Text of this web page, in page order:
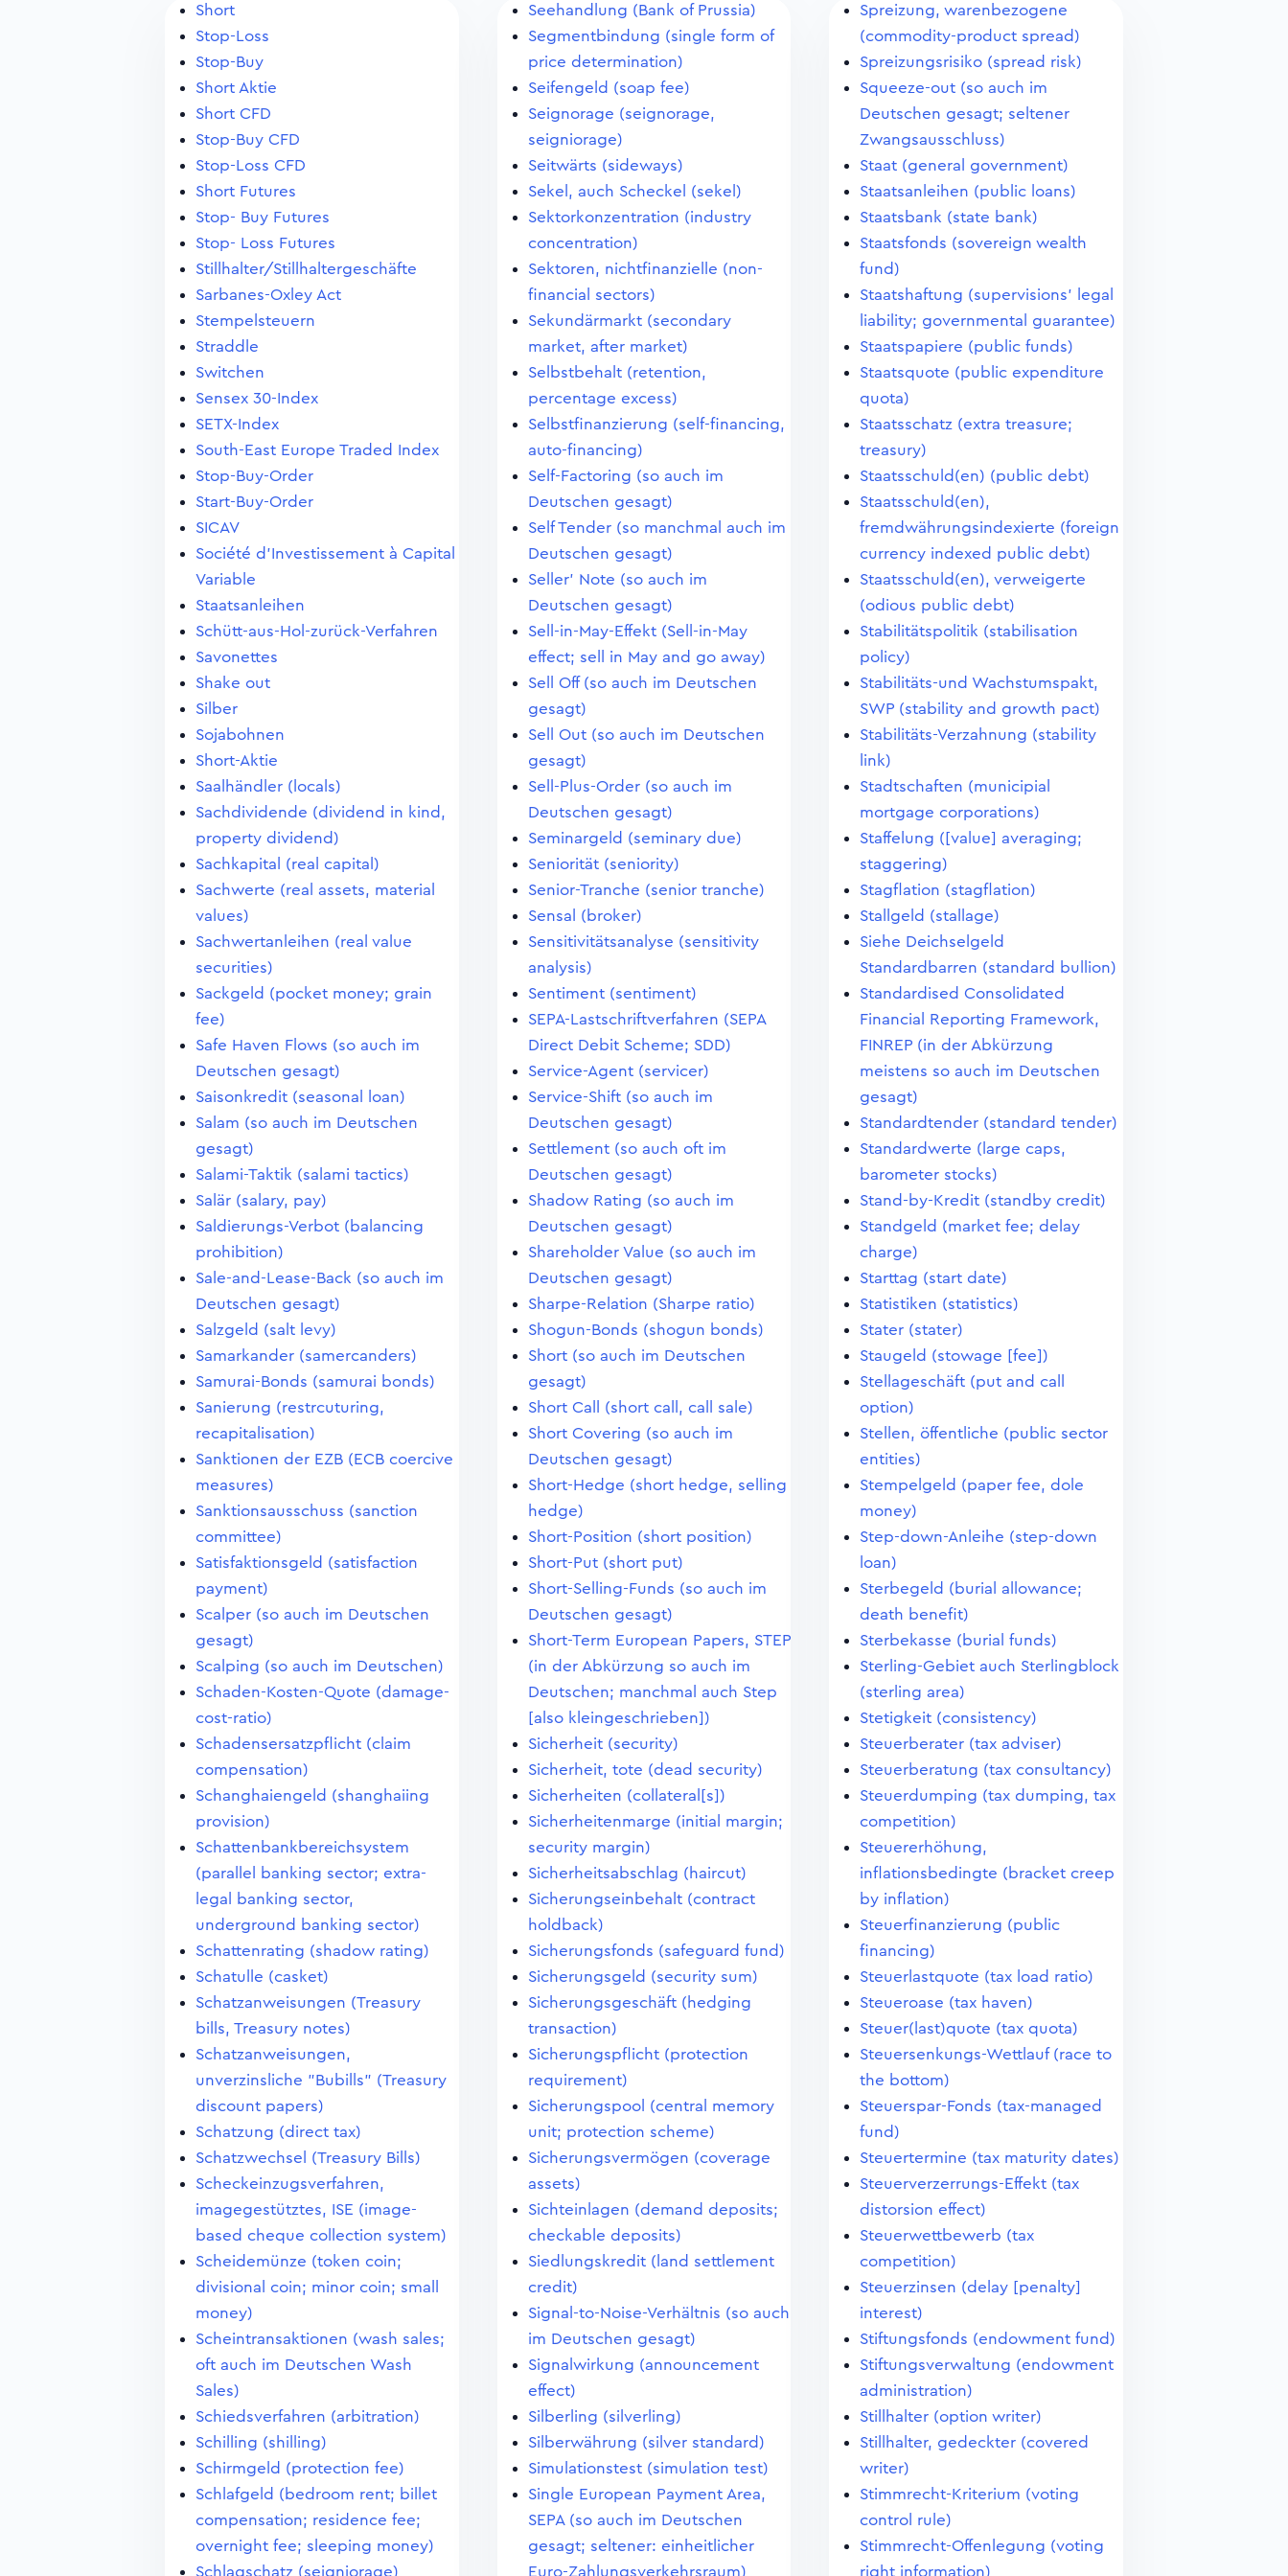
Short
Stop-Loss
Stop-Buy
Short Aktie
Short CFD
Stop-Buy CFD
Stop-Loss CFD
Short Futures
Stop- Buy Futures
Stop- Loss Futures
Stillhalter/Stillhaltergeschäfte
Sarbanes-Oxley Act
Stempelsteuern
Straddle
Switchen
Sensex 30-Index
SETX-Index
South-East Europe Traded Index
Stop-Buy-Order
Start-Buy-Order
SICAV
Société d'Investissement à Capital
Variable
Staatsanleihen
Schütt-aus-Hol-zurück-Verfahren
Savonettes
Shake out
Silber
Sojabohnen
Short-Aktie
Saalhändler (locals)
Sachdividende (dividend in kind,
property dividend)
Sachkapital (real capital)
Sachwerte (real assets, material
values)
Sachwertanleihen (real value
securities)
Sackgeld (pocket money; grain
fee)
Safe Haven Flows (so auch im
Deutschen gesagt)
Saisonkredit (seasonal loan)
Salam (so auch im Deutschen
gesagt)
Salami-Taktik (salami tactics)
Salär (salary, pay)
Saldierungs-Verbot (balancing
prohibition)
Sale-and-Lease-Back (so auch im
Deutschen gesagt)
Salzgeld (salt levy)
Samarkander (samercanders)
Samurai-Bonds (samurai bonds)
Sanierung (restrcuturing,
recapitalisation)
Sanktionen der EZB (ECB coercive
measures)
Sanktionsausschuss (sanction
committee)
Satisfaktionsgeld (satisfaction
payment)
Scalper (so auch im Deutschen
gesagt)
Scalping (so auch im Deutschen)
Schaden-Kosten-Quote (damage-
cost-ratio)
Schadensersatzpflicht (claim
compensation)
Schanghaiengeld (shanghaiing
provision)
Schattenbankbereichsystem
(parallel banking sector; extra-
legal banking sector,
underground banking sector)
Schattenrating (shadow rating)
Schatulle (casket)
Schatzanweisungen (Treasury
bills, Treasury notes)
Schatzanweisungen,
unverzinsliche "Bubills" (Treasury
discount papers)
Schatzung (direct tax)
Schatzwechsel (Treasury Bills)
Scheckeinzugsverfahren,
imagegestütztes, ISE (image-
based cheque collection system)
Scheidemünze (token coin;
divisional coin; minor coin; small
money)
Scheintransaktionen (wash sales;
oft auch im Deutschen Wash
Sales)
Schiedsverfahren (arbitration)
Schilling (shilling)
Schirmgeld (protection fee)
Schlafgeld (bedroom rent; billet
compensation; residence fee;
overnight fee; sleeping money)
Schlagschatz (seigniorage)
Seehandlung (Bank of Prussia)
Segmentbindung (single form of
price determination)
Seifengeld (soap fee)
Seignorage (seignorage,
seigniorage)
Seitwärts (sideways)
Sekel, auch Scheckel (sekel)
Sektorkonzentration (industry
concentration)
Sektoren, nichtfinanzielle (non-
financial sectors)
Sekundärmarkt (secondary
market, after market)
Selbstbehalt (retention,
percentage excess)
Selbstfinanzierung (self-financing,
auto-financing)
Self-Factoring (so auch im
Deutschen gesagt)
Self Tender (so manchmal auch im
Deutschen gesagt)
Seller' Note (so auch im
Deutschen gesagt)
Sell-in-May-Effekt (Sell-in-May
effect; sell in May and go away)
Sell Off (so auch im Deutschen
gesagt)
Sell Out (so auch im Deutschen
gesagt)
Sell-Plus-Order (so auch im
Deutschen gesagt)
Seminargeld (seminary due)
Seniorität (seniority)
Senior-Tranche (senior tranche)
Sensal (broker)
Sensitivitätsanalyse (sensitivity
analysis)
Sentiment (sentiment)
SEPA-Lastschriftverfahren (SEPA
Direct Debit Scheme; SDD)
Service-Agent (servicer)
Service-Shift (so auch im
Deutschen gesagt)
Settlement (so auch oft im
Deutschen gesagt)
Shadow Rating (so auch im
Deutschen gesagt)
Shareholder Value (so auch im
Deutschen gesagt)
Sharpe-Relation (Sharpe ratio)
Shogun-Bonds (shogun bonds)
Short (so auch im Deutschen
gesagt)
Short Call (short call, call sale)
Short Covering (so auch im
Deutschen gesagt)
Short-Hedge (short hedge, selling
hedge)
Short-Position (short position)
Short-Put (short put)
Short-Selling-Funds (so auch im
Deutschen gesagt)
Short-Term European Papers, STEP
(in der Abkürzung so auch im
Deutschen; manchmal auch Step
[also kleingeschrieben])
Sicherheit (security)
Sicherheit, tote (dead security)
Sicherheiten (collateral[s])
Sicherheitenmarge (initial margin;
security margin)
Sicherheitsabschlag (haircut)
Sicherungseinbehalt (contract
holdback)
Sicherungsfonds (safeguard fund)
Sicherungsgeld (security sum)
Sicherungsgeschäft (hedging
transaction)
Sicherungspflicht (protection
requirement)
Sicherungspool (central memory
unit; protection scheme)
Sicherungsvermögen (coverage
assets)
Sichteinlagen (demand deposits;
checkable deposits)
Siedlungskredit (land settlement
credit)
Signal-to-Noise-Verhältnis (so auch
im Deutschen gesagt)
Signalwirkung (announcement
effect)
Silberling (silverling)
Silberwährung (silver standard)
Simulationstest (simulation test)
Single European Payment Area,
SEPA (so auch im Deutschen
gesagt; seltener: einheitlicher
Euro-Zahlungsverkehrsraum)
Spreizung, warenbezogene
(commodity-product spread)
Spreizungsrisiko (spread risk)
Squeeze-out (so auch im
Deutschen gesagt; seltener
Zwangsausschluss)
Staat (general government)
Staatsanleihen (public loans)
Staatsbank (state bank)
Staatsfonds (sovereign wealth
fund)
Staatshaftung (supervisions' legal
liability; governmental guarantee)
Staatspapiere (public funds)
Staatsquote (public expenditure
quota)
Staatsschatz (extra treasure;
treasury)
Staatsschuld(en) (public debt)
Staatsschuld(en),
fremdwährungsindexierte (foreign
currency indexed public debt)
Staatsschuld(en), verweigerte
(odious public debt)
Stabilitätspolitik (stabilisation
policy)
Stabilitäts-und Wachstumspakt,
SWP (stability and growth pact)
Stabilitäts-Verzahnung (stability
link)
Stadtschaften (municipial
mortgage corporations)
Staffelung ([value] averaging;
staggering)
Stagflation (stagflation)
Stallgeld (stallage)
Siehe Deichselgeld
Standardbarren (standard bullion)
Standardised Consolidated
Financial Reporting Framework,
FINREP (in der Abkürzung
meistens so auch im Deutschen
gesagt)
Standardtender (standard tender)
Standardwerte (large caps,
barometer stocks)
Stand-by-Kredit (standby credit)
Standgeld (market fee; delay
charge)
Starttag (start date)
Statistiken (statistics)
Stater (stater)
Staugeld (stowage [fee])
Stellageschäft (put and call
option)
Stellen, öffentliche (public sector
entities)
Stempelgeld (paper fee, dole
money)
Step-down-Anleihe (step-down
loan)
Sterbegeld (burial allowance;
death benefit)
Sterbekasse (burial funds)
Sterling-Gebiet auch Sterlingblock
(sterling area)
Stetigkeit (consistency)
Steuerberater (tax adviser)
Steuerberatung (tax consultancy)
Steuerdumping (tax dumping, tax
competition)
Steuererhöhung,
inflationsbedingte (bracket creep
by inflation)
Steuerfinanzierung (public
financing)
Steuerlastquote (tax load ratio)
Steueroase (tax haven)
Steuer(last)quote (tax quota)
Steuersenkungs-Wettlauf (race to
the bottom)
Steuerspar-Fonds (tax-managed
fund)
Steuertermine (tax maturity dates)
Steuerverzerrungs-Effekt (tax
distorsion effect)
Steuerwettbewerb (tax
competition)
Steuerzinsen (delay [penalty]
interest)
Stiftungsfonds (endowment fund)
Stiftungsverwaltung (endowment
administration)
Stillhalter (option writer)
Stillhalter, gedeckter (covered
writer)
Stimmrecht-Kriterium (voting
control rule)
Stimmrecht-Offenlegung (voting
right information)